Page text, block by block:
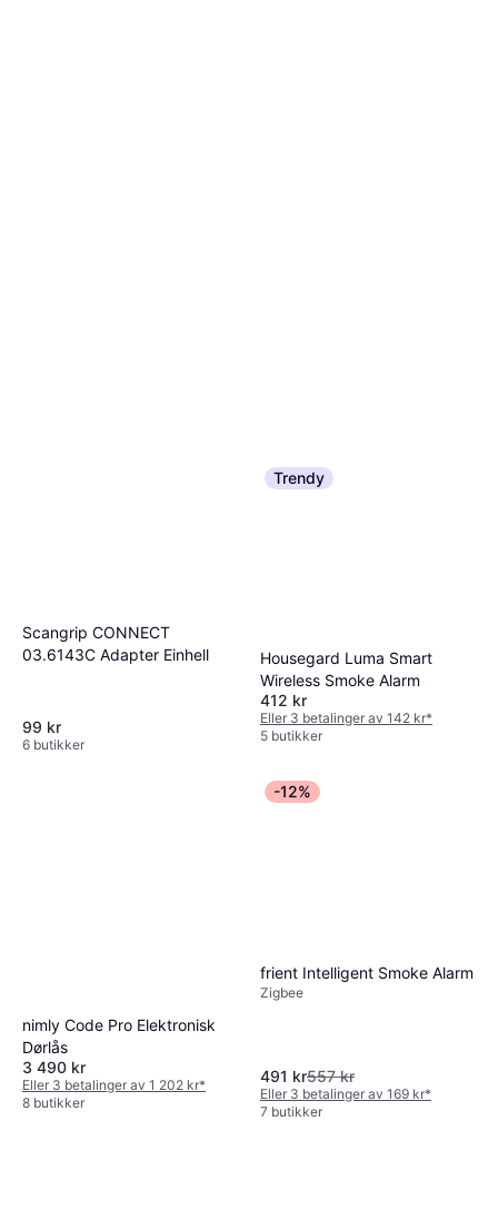
Yale Linus L2 Nordic Smartlås
Scangrip CONNECT
03.6143C Adapter Einhell
99 kr
6 butikker
Trendy
Housegard Luma Smart
Wireless Smoke Alarm
412 kr
Eller 3 betalinger av 142 kr*
5 butikker
nimly Code Pro Elektronisk
Dørlås
3 490 kr
Eller 3 betalinger av 1 202 kr*
8 butikker
-12%
frient Intelligent Smoke Alarm
Zigbee
491 kr557 kr
Eller 3 betalinger av 169 kr*
7 butikker